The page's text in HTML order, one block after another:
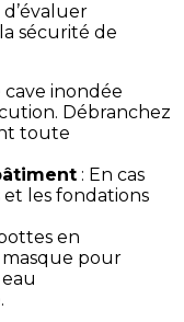
sécurité de
cave inondée
Débranchez
toute
: En cas
et les fondations
en
pour